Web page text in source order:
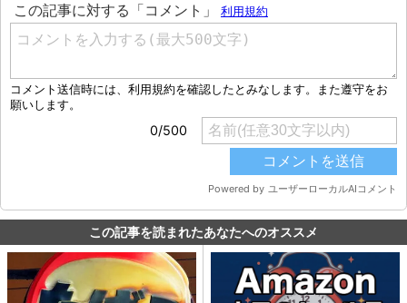
この記事を読まれたあなたへのオススメ